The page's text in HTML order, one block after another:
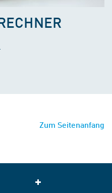
Zum Seitenanfang